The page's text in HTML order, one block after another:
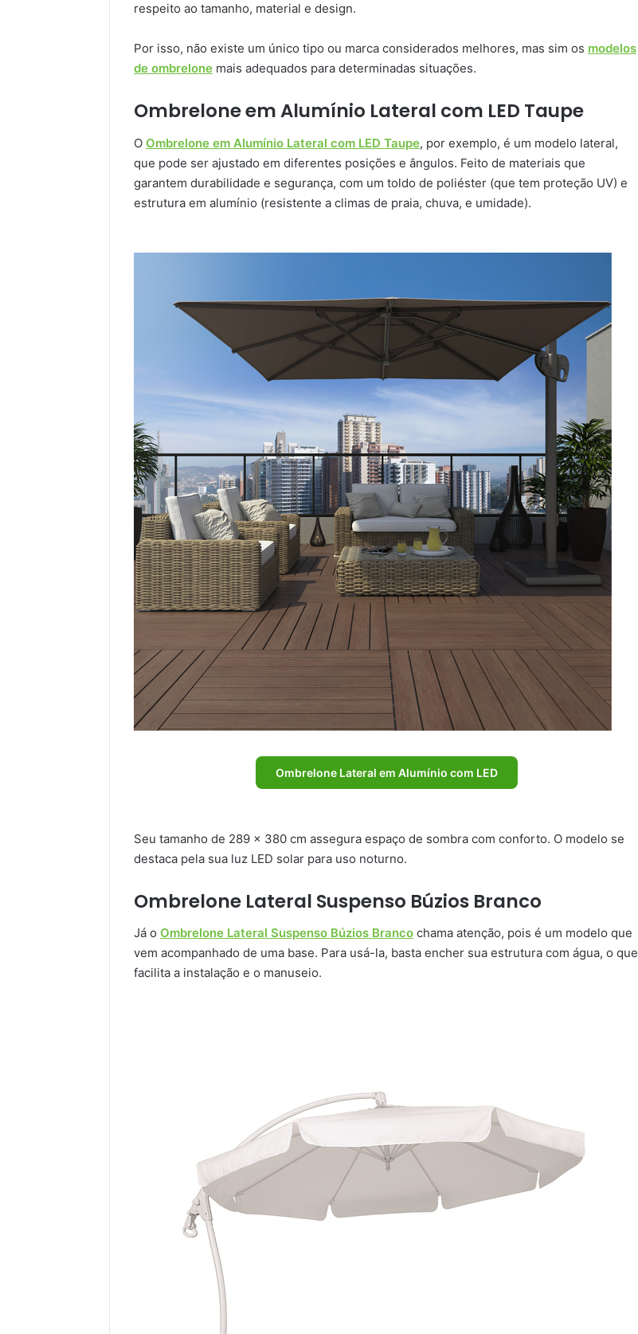
respeito ao tamanho, material e design.
Por isso, não existe um único tipo ou marca considerados melhores, mas sim os modelos
de ombrelone mais adequados para determinadas situações.
Ombrelone em Alumínio Lateral com LED Taupe
O Ombrelone em Alumínio Lateral com LED Taupe, por exemplo, é um modelo lateral,
que pode ser ajustado em diferentes posições e ângulos. Feito de materiais que
garantem durabilidade e segurança, com um toldo de poliéster (que tem proteção UV) e
estrutura em alumínio (resistente a climas de praia, chuva, e umidade).
Ombrelone Lateral em Alumínio com LED
Seu tamanho de 289 x 380 cm assegura espaço de sombra com conforto. O modelo se
destaca pela sua luz LED solar para uso noturno.
Ombrelone Lateral Suspenso Búzios Branco
Já o Ombrelone Lateral Suspenso Búzios Branco chama atenção, pois é um modelo que
vem acompanhado de uma base. Para usá-la, basta encher sua estrutura com água, o que
facilita a instalação e o manuseio.